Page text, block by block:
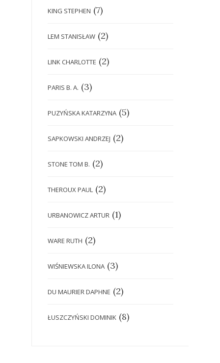
KING STEPHEN (7)
LEM STANISŁAW (2)
LINK CHARLOTTE (2)
PARIS B. A. (3)
PUZYŃSKA KATARZYNA (5)
SAPKOWSKI ANDRZEJ (2)
STONE TOM B. (2)
THEROUX PAUL (2)
URBANOWICZ ARTUR (1)
WARE RUTH (2)
WIŚNIEWSKA ILONA (3)
DU MAURIER DAPHNE (2)
ŁUSZCZYŃSKI DOMINIK (8)